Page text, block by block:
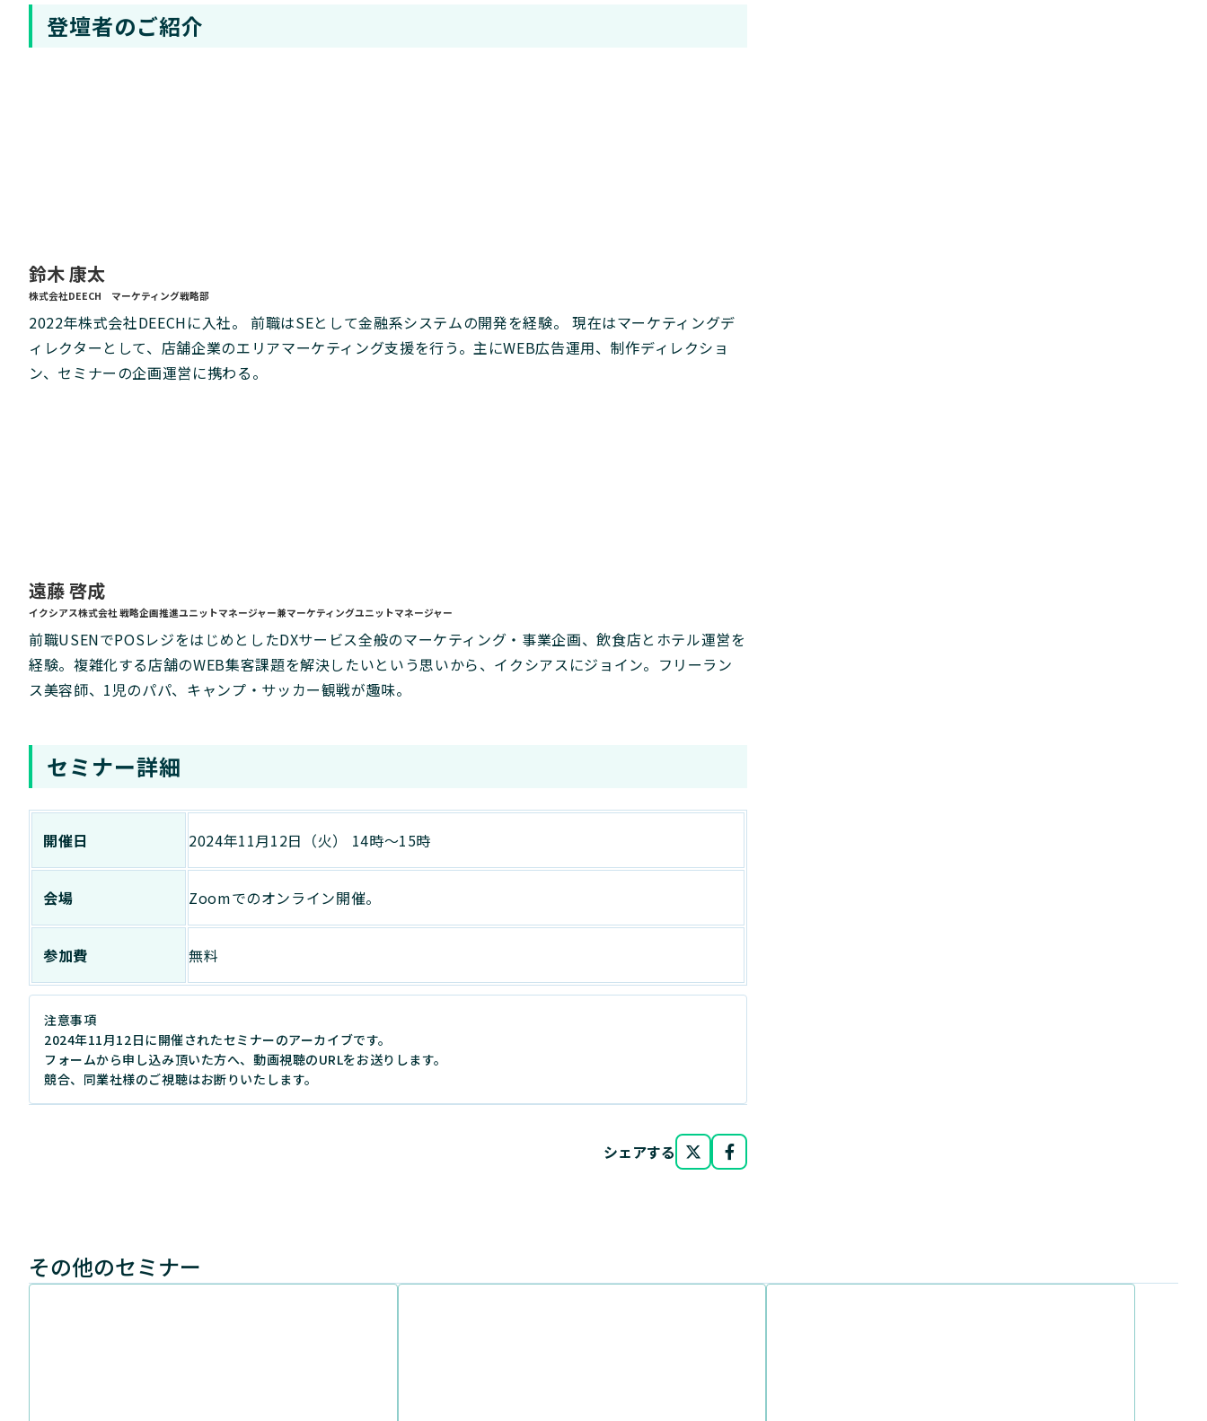
登壇者のご紹介
鈴木 康太
株式会社DEECH マーケティング戦略部
2022年株式会社DEECHに入社。 前職はSEとして金融系システムの開発を経験。 現在はマーケティングデ
ィレクターとして、店舗企業のエリアマーケティング支援を行う。主にWEB広告運用、制作ディレクショ
ン、セミナーの企画運営に携わる。
遠藤 啓成
イクシアス株式会社 戦略企画推進ユニットマネージャー兼マーケティングユニットマネージャー
前職USENでPOSレジをはじめとしたDXサービス全般のマーケティング・事業企画、飲食店とホテル運営を
経験。複雑化する店舗のWEB集客課題を解決したいという思いから、イクシアスにジョイン。フリーラン
ス美容師、1児のパパ、キャンプ・サッカー観戦が趣味。
セミナー詳細
開催日 2024年11月12日（火） 14時～15時
会場 Zoomでのオンライン開催。
参加費 無料
注意事項
2024年11月12日に開催されたセミナーのアーカイブです。
フォームから申し込み頂いた方へ、動画視聴のURLをお送りします。
競合、同業社様のご視聴はお断りいたします。
シェアする
その他のセミナー